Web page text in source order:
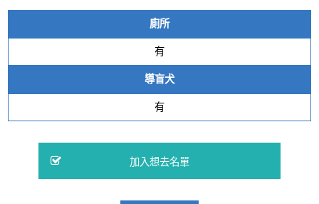
廁所
有
導盲犬
有